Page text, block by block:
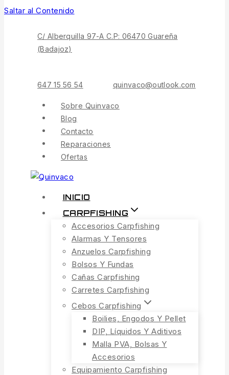
Saltar al Contenido
C/ Alberquilla 97-A C.P: 06470 Guareña
(Badajoz)
647 15 56 54 quinvaco@outlook.com
Sobre Quinvaco
Blog
Contacto
Reparaciones
Ofertas
INICIO
CARPFISHING
Accesorios Carpfishing
Alarmas Y Tensores
Anzuelos Carpfishing
Bolsos Y Fundas
Cañas Carpfishing
Carretes Carpfishing
Cebos Carpfishing
Boilies, Engodos Y Pellet
DIP, Líquidos Y Aditivos
Malla PVA, Bolsas Y
Accesorios
Equipamiento Carpfishing